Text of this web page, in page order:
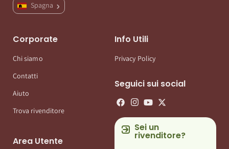
Spagna
Corporate
Chi siamo
Contatti
Aiuto
Trova rivenditore
Area Utente
Info Utili
Privacy Policy
Seguici sui social
Sei un
rivenditore?